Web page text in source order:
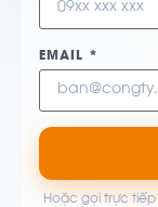
EMAIL *
Hoặc gọi trực tiếp